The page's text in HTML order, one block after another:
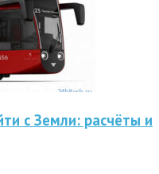
с Земли: расчёты и